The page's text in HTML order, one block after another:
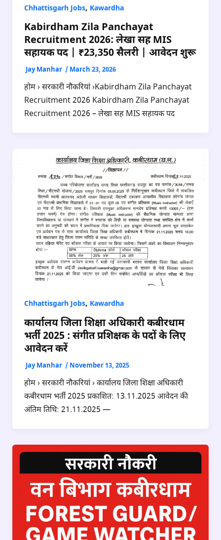
Chhattisgarh Jobs, Kawardha
Kabirdham Zila Panchayat
Recruitment 2026: लेखा सह MIS
सहायक पद | ₹23,350 सैलरी | आवेदन शुरू
Jay Manhar / March 23, 2026
होम › सरकारी नौकरियां ›Kabirdham Zila Panchayat
Recruitment 2026 Kabirdham Zila Panchayat
Recruitment 2026 – लेखा सह MIS सहायक पद
Chhattisgarh Jobs, Kawardha
कार्यालय जिला शिक्षा अधिकारी कबीरधाम
भर्ती 2025 : संगीत प्रशिक्षक के पदों के लिए
आवेदन करें
Jay Manhar / November 13, 2025
होम › सरकारी नौकरियां › कार्यालय जिला शिक्षा अधिकारी
कबीरधाम भर्ती 2025 प्रकाशित: 13.11.2025 आवेदन की
अंतिम तिथि: 21.11.2025 —